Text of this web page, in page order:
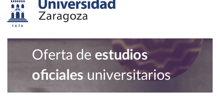
Oferta de estudios
oficiales universitarios